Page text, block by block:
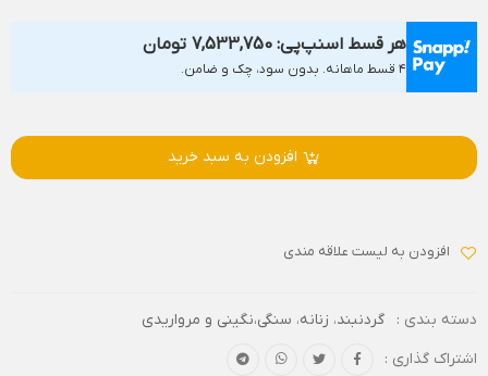
هر قسط اسنپ‌پی: 7,533,750 تومان
۴ قسط ماهانه. بدون سود، چک و ضامن.
افزودن به سبد خرید
افزودن به لیست علاقه مندی
دسته بندی : گردنبند، زنانه، سنگی،نگینی و مرواریدی
اشتراک گذاری :